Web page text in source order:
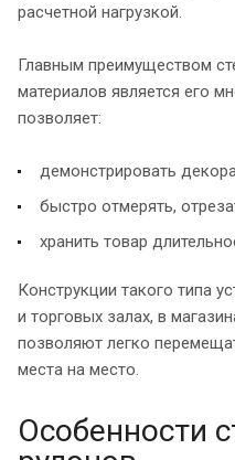
расчетной нагрузкой.
Главным преимуществом
материалов является его
позволяет:
демонстрировать
быстро отмерять,
хранить товар
Конструкции такого типа
и торговых залах, в
позволяют легко
места на место.
Особенности